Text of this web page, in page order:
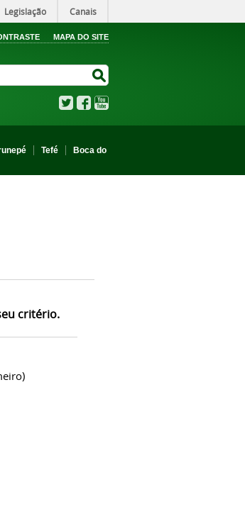
Legislação Canais
MAPA DO SITE
TwitterFacebook
Tefé
Boca do
critério.